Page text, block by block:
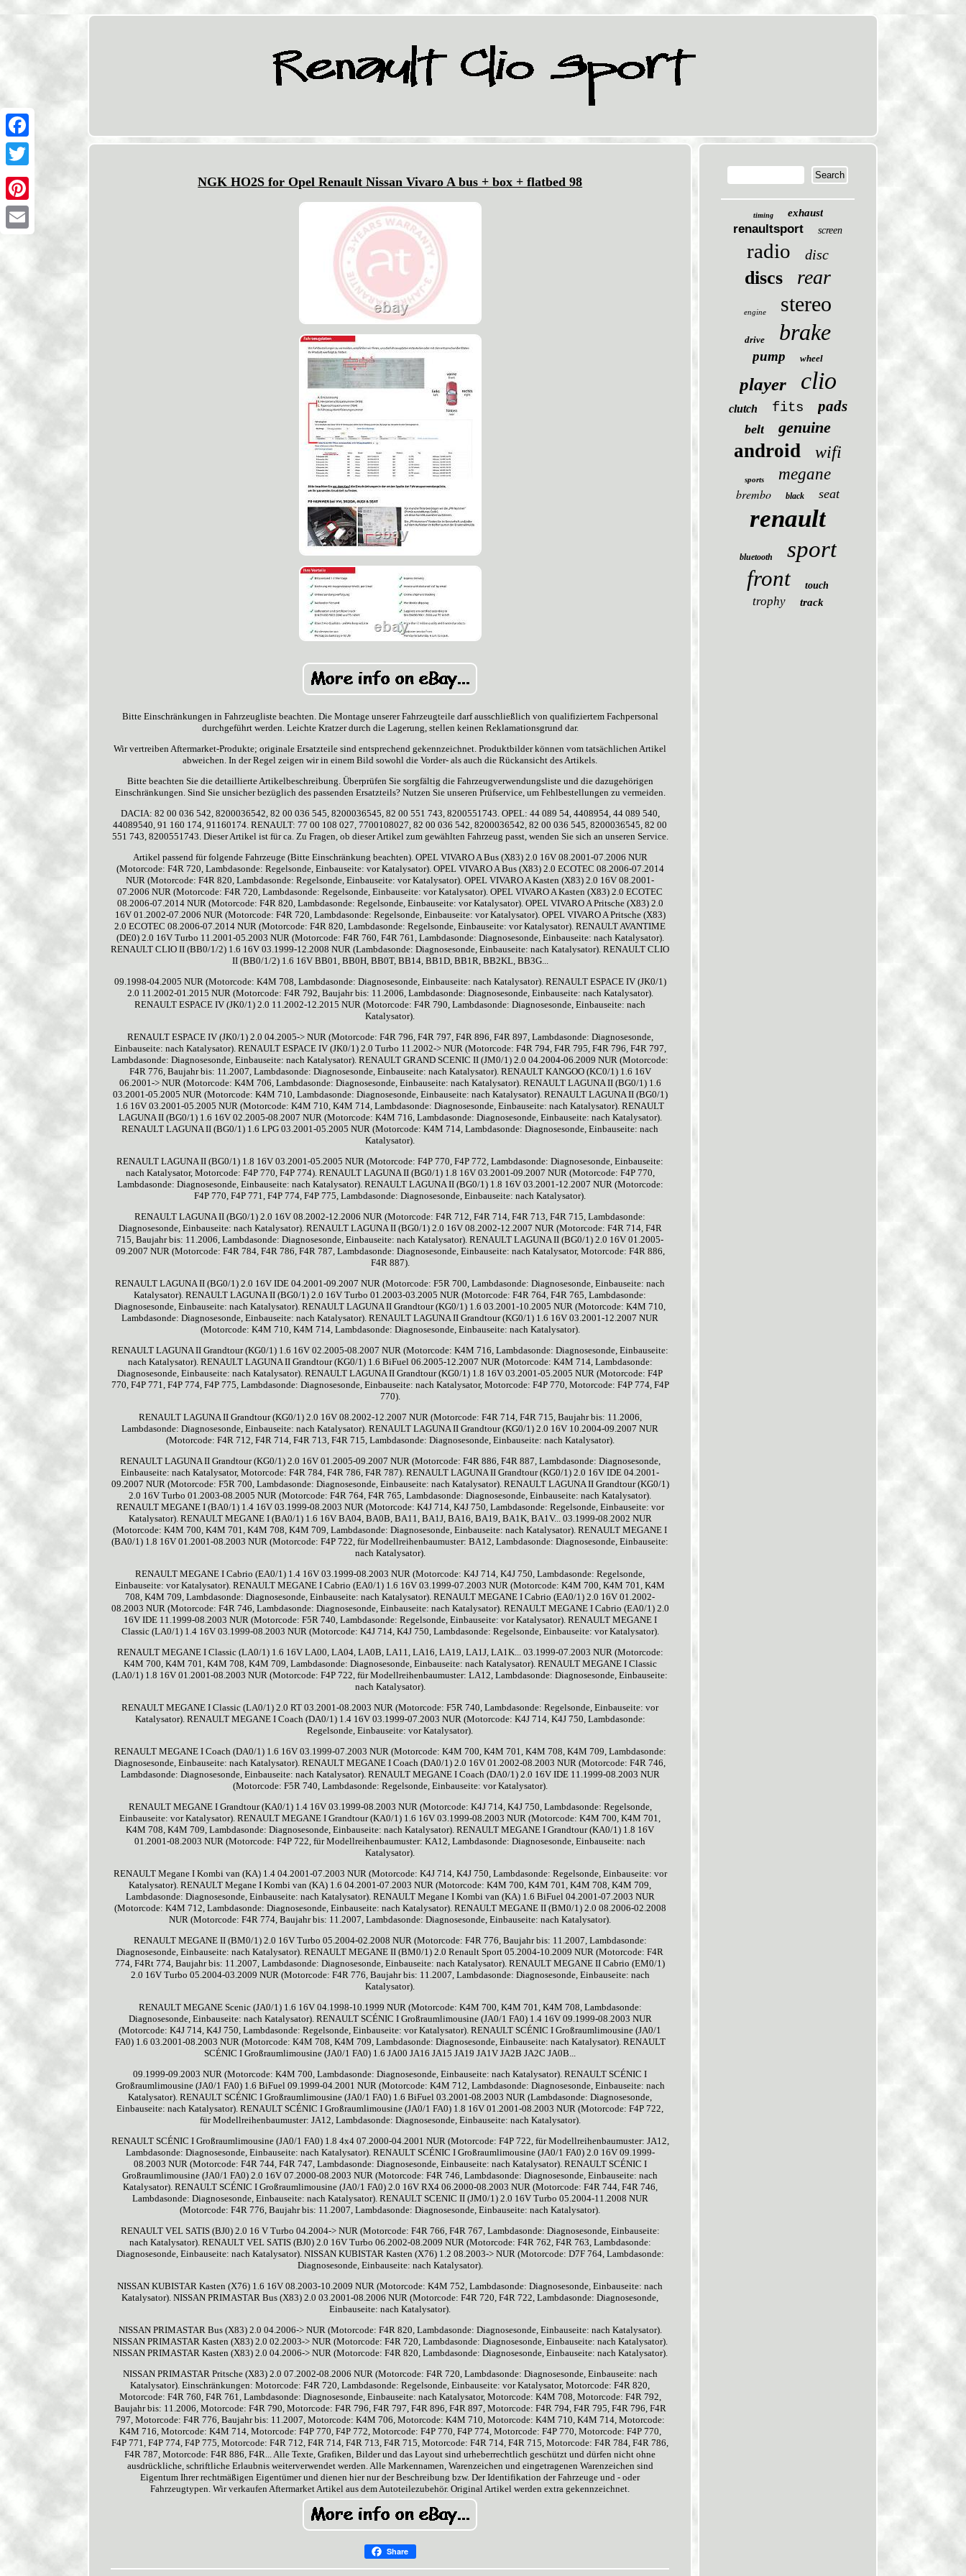
Facebook
Twitter
Pinterest
NGK HO2S for Opel Renault Nissan Vivaro A bus + box + flatbed 98
Bitte Einschränkungen in Fahrzeugliste beachten. Die Montage unserer Fahrzeugteile darf ausschließlich von qualifiziertem Fachpersonal
durchgeführt werden. Leichte Kratzer durch die Lagerung, stellen keinen Reklamationsgrund dar.
Wir vertreiben Aftermarket-Produkte; originale Ersatzteile sind entsprechend gekennzeichnet. Produktbilder können vom tatsächlichen Artikel
abweichen. In der Regel zeigen wir in einem Bild sowohl die Vorder- als auch die Rückansicht des Artikels.
Bitte beachten Sie die detaillierte Artikelbeschreibung. Überprüfen Sie sorgfältig die Fahrzeugverwendungsliste und die dazugehörigen
Einschränkungen. Sind Sie unsicher bezüglich des passenden Ersatzteils? Nutzen Sie unseren Prüfservice, um Fehlbestellungen zu vermeiden.
DACIA: 82 00 036 542, 8200036542, 82 00 036 545, 8200036545, 82 00 551 743, 8200551743. OPEL: 44 089 54, 4408954, 44 089 540,
44089540, 91 160 174, 91160174. RENAULT: 77 00 108 027, 7700108027, 82 00 036 542, 8200036542, 82 00 036 545, 8200036545, 82 00
551 743, 8200551743. Dieser Artikel ist für ca. Zu Fragen, ob dieser Artikel zum gewählten Fahrzeug passt, wenden Sie sich an unseren Service.
Artikel passend für folgende Fahrzeuge (Bitte Einschränkung beachten). OPEL VIVARO A Bus (X83) 2.0 16V 08.2001-07.2006 NUR
(Motorcode: F4R 720, Lambdasonde: Regelsonde, Einbauseite: vor Katalysator). OPEL VIVARO A Bus (X83) 2.0 ECOTEC 08.2006-07.2014
NUR (Motorcode: F4R 820, Lambdasonde: Regelsonde, Einbauseite: vor Katalysator). OPEL VIVARO A Kasten (X83) 2.0 16V 08.2001-
07.2006 NUR (Motorcode: F4R 720, Lambdasonde: Regelsonde, Einbauseite: vor Katalysator). OPEL VIVARO A Kasten (X83) 2.0 ECOTEC
08.2006-07.2014 NUR (Motorcode: F4R 820, Lambdasonde: Regelsonde, Einbauseite: vor Katalysator). OPEL VIVARO A Pritsche (X83) 2.0
16V 01.2002-07.2006 NUR (Motorcode: F4R 720, Lambdasonde: Regelsonde, Einbauseite: vor Katalysator). OPEL VIVARO A Pritsche (X83)
2.0 ECOTEC 08.2006-07.2014 NUR (Motorcode: F4R 820, Lambdasonde: Regelsonde, Einbauseite: vor Katalysator). RENAULT AVANTIME
(DE0) 2.0 16V Turbo 11.2001-05.2003 NUR (Motorcode: F4R 760, F4R 761, Lambdasonde: Diagnosesonde, Einbauseite: nach Katalysator).
RENAULT CLIO II (BB0/1/2) 1.6 16V 03.1999-12.2008 NUR (Lambdasonde: Diagnosesonde, Einbauseite: nach Katalysator). RENAULT CLIO
II (BB0/1/2) 1.6 16V BB01, BB0H, BB0T, BB14, BB1D, BB1R, BB2KL, BB3G...
09.1998-04.2005 NUR (Motorcode: K4M 708, Lambdasonde: Diagnosesonde, Einbauseite: nach Katalysator). RENAULT ESPACE IV (JK0/1)
2.0 11.2002-01.2015 NUR (Motorcode: F4R 792, Baujahr bis: 11.2006, Lambdasonde: Diagnosesonde, Einbauseite: nach Katalysator).
RENAULT ESPACE IV (JK0/1) 2.0 11.2002-12.2015 NUR (Motorcode: F4R 790, Lambdasonde: Diagnosesonde, Einbauseite: nach
Katalysator).
RENAULT ESPACE IV (JK0/1) 2.0 04.2005-> NUR (Motorcode: F4R 796, F4R 797, F4R 896, F4R 897, Lambdasonde: Diagnosesonde,
Einbauseite: nach Katalysator). RENAULT ESPACE IV (JK0/1) 2.0 Turbo 11.2002-> NUR (Motorcode: F4R 794, F4R 795, F4R 796, F4R 797,
Lambdasonde: Diagnosesonde, Einbauseite: nach Katalysator). RENAULT GRAND SCENIC II (JM0/1) 2.0 04.2004-06.2009 NUR (Motorcode:
F4R 776, Baujahr bis: 11.2007, Lambdasonde: Diagnosesonde, Einbauseite: nach Katalysator). RENAULT KANGOO (KC0/1) 1.6 16V
06.2001-> NUR (Motorcode: K4M 706, Lambdasonde: Diagnosesonde, Einbauseite: nach Katalysator). RENAULT LAGUNA II (BG0/1) 1.6
03.2001-05.2005 NUR (Motorcode: K4M 710, Lambdasonde: Diagnosesonde, Einbauseite: nach Katalysator). RENAULT LAGUNA II (BG0/1)
1.6 16V 03.2001-05.2005 NUR (Motorcode: K4M 710, K4M 714, Lambdasonde: Diagnosesonde, Einbauseite: nach Katalysator). RENAULT
LAGUNA II (BG0/1) 1.6 16V 02.2005-08.2007 NUR (Motorcode: K4M 716, Lambdasonde: Diagnosesonde, Einbauseite: nach Katalysator).
RENAULT LAGUNA II (BG0/1) 1.6 LPG 03.2001-05.2005 NUR (Motorcode: K4M 714, Lambdasonde: Diagnosesonde, Einbauseite: nach
Katalysator).
RENAULT LAGUNA II (BG0/1) 1.8 16V 03.2001-05.2005 NUR (Motorcode: F4P 770, F4P 772, Lambdasonde: Diagnosesonde, Einbauseite:
nach Katalysator, Motorcode: F4P 770, F4P 774). RENAULT LAGUNA II (BG0/1) 1.8 16V 03.2001-09.2007 NUR (Motorcode: F4P 770,
Lambdasonde: Diagnosesonde, Einbauseite: nach Katalysator). RENAULT LAGUNA II (BG0/1) 1.8 16V 03.2001-12.2007 NUR (Motorcode:
F4P 770, F4P 771, F4P 774, F4P 775, Lambdasonde: Diagnosesonde, Einbauseite: nach Katalysator).
RENAULT LAGUNA II (BG0/1) 2.0 16V 08.2002-12.2006 NUR (Motorcode: F4R 712, F4R 714, F4R 713, F4R 715, Lambdasonde:
Diagnosesonde, Einbauseite: nach Katalysator). RENAULT LAGUNA II (BG0/1) 2.0 16V 08.2002-12.2007 NUR (Motorcode: F4R 714, F4R
715, Baujahr bis: 11.2006, Lambdasonde: Diagnosesonde, Einbauseite: nach Katalysator). RENAULT LAGUNA II (BG0/1) 2.0 16V 01.2005-
09.2007 NUR (Motorcode: F4R 784, F4R 786, F4R 787, Lambdasonde: Diagnosesonde, Einbauseite: nach Katalysator, Motorcode: F4R 886,
F4R 887).
RENAULT LAGUNA II (BG0/1) 2.0 16V IDE 04.2001-09.2007 NUR (Motorcode: F5R 700, Lambdasonde: Diagnosesonde, Einbauseite: nach
Katalysator). RENAULT LAGUNA II (BG0/1) 2.0 16V Turbo 01.2003-03.2005 NUR (Motorcode: F4R 764, F4R 765, Lambdasonde:
Diagnosesonde, Einbauseite: nach Katalysator). RENAULT LAGUNA II Grandtour (KG0/1) 1.6 03.2001-10.2005 NUR (Motorcode: K4M 710,
Lambdasonde: Diagnosesonde, Einbauseite: nach Katalysator). RENAULT LAGUNA II Grandtour (KG0/1) 1.6 16V 03.2001-12.2007 NUR
(Motorcode: K4M 710, K4M 714, Lambdasonde: Diagnosesonde, Einbauseite: nach Katalysator).
RENAULT LAGUNA II Grandtour (KG0/1) 1.6 16V 02.2005-08.2007 NUR (Motorcode: K4M 716, Lambdasonde: Diagnosesonde, Einbauseite:
nach Katalysator). RENAULT LAGUNA II Grandtour (KG0/1) 1.6 BiFuel 06.2005-12.2007 NUR (Motorcode: K4M 714, Lambdasonde:
Diagnosesonde, Einbauseite: nach Katalysator). RENAULT LAGUNA II Grandtour (KG0/1) 1.8 16V 03.2001-05.2005 NUR (Motorcode: F4P
770, F4P 771, F4P 774, F4P 775, Lambdasonde: Diagnosesonde, Einbauseite: nach Katalysator, Motorcode: F4P 770, Motorcode: F4P 774, F4P
770).
RENAULT LAGUNA II Grandtour (KG0/1) 2.0 16V 08.2002-12.2007 NUR (Motorcode: F4R 714, F4R 715, Baujahr bis: 11.2006,
Lambdasonde: Diagnosesonde, Einbauseite: nach Katalysator). RENAULT LAGUNA II Grandtour (KG0/1) 2.0 16V 10.2004-09.2007 NUR
(Motorcode: F4R 712, F4R 714, F4R 713, F4R 715, Lambdasonde: Diagnosesonde, Einbauseite: nach Katalysator).
RENAULT LAGUNA II Grandtour (KG0/1) 2.0 16V 01.2005-09.2007 NUR (Motorcode: F4R 886, F4R 887, Lambdasonde: Diagnosesonde,
Einbauseite: nach Katalysator, Motorcode: F4R 784, F4R 786, F4R 787). RENAULT LAGUNA II Grandtour (KG0/1) 2.0 16V IDE 04.2001-
09.2007 NUR (Motorcode: F5R 700, Lambdasonde: Diagnosesonde, Einbauseite: nach Katalysator). RENAULT LAGUNA II Grandtour (KG0/1)
2.0 16V Turbo 01.2003-08.2005 NUR (Motorcode: F4R 764, F4R 765, Lambdasonde: Diagnosesonde, Einbauseite: nach Katalysator).
RENAULT MEGANE I (BA0/1) 1.4 16V 03.1999-08.2003 NUR (Motorcode: K4J 714, K4J 750, Lambdasonde: Regelsonde, Einbauseite: vor
Katalysator). RENAULT MEGANE I (BA0/1) 1.6 16V BA04, BA0B, BA11, BA1J, BA16, BA19, BA1K, BA1V... 03.1999-08.2002 NUR
(Motorcode: K4M 700, K4M 701, K4M 708, K4M 709, Lambdasonde: Diagnosesonde, Einbauseite: nach Katalysator). RENAULT MEGANE I
(BA0/1) 1.8 16V 01.2001-08.2003 NUR (Motorcode: F4P 722, für Modellreihenbaumuster: BA12, Lambdasonde: Diagnosesonde, Einbauseite:
nach Katalysator).
RENAULT MEGANE I Cabrio (EA0/1) 1.4 16V 03.1999-08.2003 NUR (Motorcode: K4J 714, K4J 750, Lambdasonde: Regelsonde,
Einbauseite: vor Katalysator). RENAULT MEGANE I Cabrio (EA0/1) 1.6 16V 03.1999-07.2003 NUR (Motorcode: K4M 700, K4M 701, K4M
708, K4M 709, Lambdasonde: Diagnosesonde, Einbauseite: nach Katalysator). RENAULT MEGANE I Cabrio (EA0/1) 2.0 16V 01.2002-
08.2003 NUR (Motorcode: F4R 746, Lambdasonde: Diagnosesonde, Einbauseite: nach Katalysator). RENAULT MEGANE I Cabrio (EA0/1) 2.0
16V IDE 11.1999-08.2003 NUR (Motorcode: F5R 740, Lambdasonde: Regelsonde, Einbauseite: vor Katalysator). RENAULT MEGANE I
Classic (LA0/1) 1.4 16V 03.1999-08.2003 NUR (Motorcode: K4J 714, K4J 750, Lambdasonde: Regelsonde, Einbauseite: vor Katalysator).
RENAULT MEGANE I Classic (LA0/1) 1.6 16V LA00, LA04, LA0B, LA11, LA16, LA19, LA1J, LA1K... 03.1999-07.2003 NUR (Motorcode:
K4M 700, K4M 701, K4M 708, K4M 709, Lambdasonde: Diagnosesonde, Einbauseite: nach Katalysator). RENAULT MEGANE I Classic
(LA0/1) 1.8 16V 01.2001-08.2003 NUR (Motorcode: F4P 722, für Modellreihenbaumuster: LA12, Lambdasonde: Diagnosesonde, Einbauseite:
nach Katalysator).
RENAULT MEGANE I Classic (LA0/1) 2.0 RT 03.2001-08.2003 NUR (Motorcode: F5R 740, Lambdasonde: Regelsonde, Einbauseite: vor
Katalysator). RENAULT MEGANE I Coach (DA0/1) 1.4 16V 03.1999-07.2003 NUR (Motorcode: K4J 714, K4J 750, Lambdasonde:
Regelsonde, Einbauseite: vor Katalysator).
RENAULT MEGANE I Coach (DA0/1) 1.6 16V 03.1999-07.2003 NUR (Motorcode: K4M 700, K4M 701, K4M 708, K4M 709, Lambdasonde:
Diagnosesonde, Einbauseite: nach Katalysator). RENAULT MEGANE I Coach (DA0/1) 2.0 16V 01.2002-08.2003 NUR (Motorcode: F4R 746,
Lambdasonde: Diagnosesonde, Einbauseite: nach Katalysator). RENAULT MEGANE I Coach (DA0/1) 2.0 16V IDE 11.1999-08.2003 NUR
(Motorcode: F5R 740, Lambdasonde: Regelsonde, Einbauseite: vor Katalysator).
RENAULT MEGANE I Grandtour (KA0/1) 1.4 16V 03.1999-08.2003 NUR (Motorcode: K4J 714, K4J 750, Lambdasonde: Regelsonde,
Einbauseite: vor Katalysator). RENAULT MEGANE I Grandtour (KA0/1) 1.6 16V 03.1999-08.2003 NUR (Motorcode: K4M 700, K4M 701,
K4M 708, K4M 709, Lambdasonde: Diagnosesonde, Einbauseite: nach Katalysator). RENAULT MEGANE I Grandtour (KA0/1) 1.8 16V
01.2001-08.2003 NUR (Motorcode: F4P 722, für Modellreihenbaumuster: KA12, Lambdasonde: Diagnosesonde, Einbauseite: nach
Katalysator).
RENAULT Megane I Kombi van (KA) 1.4 04.2001-07.2003 NUR (Motorcode: K4J 714, K4J 750, Lambdasonde: Regelsonde, Einbauseite: vor
Katalysator). RENAULT Megane I Kombi van (KA) 1.6 04.2001-07.2003 NUR (Motorcode: K4M 700, K4M 701, K4M 708, K4M 709,
Lambdasonde: Diagnosesonde, Einbauseite: nach Katalysator). RENAULT Megane I Kombi van (KA) 1.6 BiFuel 04.2001-07.2003 NUR
(Motorcode: K4M 712, Lambdasonde: Diagnosesonde, Einbauseite: nach Katalysator). RENAULT MEGANE II (BM0/1) 2.0 08.2006-02.2008
NUR (Motorcode: F4R 774, Baujahr bis: 11.2007, Lambdasonde: Diagnosesonde, Einbauseite: nach Katalysator).
RENAULT MEGANE II (BM0/1) 2.0 16V Turbo 05.2004-02.2008 NUR (Motorcode: F4R 776, Baujahr bis: 11.2007, Lambdasonde:
Diagnosesonde, Einbauseite: nach Katalysator). RENAULT MEGANE II (BM0/1) 2.0 Renault Sport 05.2004-10.2009 NUR (Motorcode: F4R
774, F4Rt 774, Baujahr bis: 11.2007, Lambdasonde: Diagnosesonde, Einbauseite: nach Katalysator). RENAULT MEGANE II Cabrio (EM0/1)
2.0 16V Turbo 05.2004-03.2009 NUR (Motorcode: F4R 776, Baujahr bis: 11.2007, Lambdasonde: Diagnosesonde, Einbauseite: nach
Katalysator).
RENAULT MEGANE Scenic (JA0/1) 1.6 16V 04.1998-10.1999 NUR (Motorcode: K4M 700, K4M 701, K4M 708, Lambdasonde:
Diagnosesonde, Einbauseite: nach Katalysator). RENAULT SCÉNIC I Großraumlimousine (JA0/1 FA0) 1.4 16V 09.1999-08.2003 NUR
(Motorcode: K4J 714, K4J 750, Lambdasonde: Regelsonde, Einbauseite: vor Katalysator). RENAULT SCÉNIC I Großraumlimousine (JA0/1
FA0) 1.6 03.2001-08.2003 NUR (Motorcode: K4M 708, K4M 709, Lambdasonde: Diagnosesonde, Einbauseite: nach Katalysator). RENAULT
SCÉNIC I Großraumlimousine (JA0/1 FA0) 1.6 JA00 JA16 JA15 JA19 JA1V JA2B JA2C JA0B...
09.1999-09.2003 NUR (Motorcode: K4M 700, Lambdasonde: Diagnosesonde, Einbauseite: nach Katalysator). RENAULT SCÉNIC I
Großraumlimousine (JA0/1 FA0) 1.6 BiFuel 09.1999-04.2001 NUR (Motorcode: K4M 712, Lambdasonde: Diagnosesonde, Einbauseite: nach
Katalysator). RENAULT SCÉNIC I Großraumlimousine (JA0/1 FA0) 1.6 BiFuel 03.2001-08.2003 NUR (Lambdasonde: Diagnosesonde,
Einbauseite: nach Katalysator). RENAULT SCÉNIC I Großraumlimousine (JA0/1 FA0) 1.8 16V 01.2001-08.2003 NUR (Motorcode: F4P 722,
für Modellreihenbaumuster: JA12, Lambdasonde: Diagnosesonde, Einbauseite: nach Katalysator).
RENAULT SCÉNIC I Großraumlimousine (JA0/1 FA0) 1.8 4x4 07.2000-04.2001 NUR (Motorcode: F4P 722, für Modellreihenbaumuster: JA12,
Lambdasonde: Diagnosesonde, Einbauseite: nach Katalysator). RENAULT SCÉNIC I Großraumlimousine (JA0/1 FA0) 2.0 16V 09.1999-
08.2003 NUR (Motorcode: F4R 744, F4R 747, Lambdasonde: Diagnosesonde, Einbauseite: nach Katalysator). RENAULT SCÉNIC I
Großraumlimousine (JA0/1 FA0) 2.0 16V 07.2000-08.2003 NUR (Motorcode: F4R 746, Lambdasonde: Diagnosesonde, Einbauseite: nach
Katalysator). RENAULT SCÉNIC I Großraumlimousine (JA0/1 FA0) 2.0 16V RX4 06.2000-08.2003 NUR (Motorcode: F4R 744, F4R 746,
Lambdasonde: Diagnosesonde, Einbauseite: nach Katalysator). RENAULT SCENIC II (JM0/1) 2.0 16V Turbo 05.2004-11.2008 NUR
(Motorcode: F4R 776, Baujahr bis: 11.2007, Lambdasonde: Diagnosesonde, Einbauseite: nach Katalysator).
RENAULT VEL SATIS (BJ0) 2.0 16 V Turbo 04.2004-> NUR (Motorcode: F4R 766, F4R 767, Lambdasonde: Diagnosesonde, Einbauseite:
nach Katalysator). RENAULT VEL SATIS (BJ0) 2.0 16V Turbo 06.2002-08.2009 NUR (Motorcode: F4R 762, F4R 763, Lambdasonde:
Diagnosesonde, Einbauseite: nach Katalysator). NISSAN KUBISTAR Kasten (X76) 1.2 08.2003-> NUR (Motorcode: D7F 764, Lambdasonde:
Diagnosesonde, Einbauseite: nach Katalysator).
NISSAN KUBISTAR Kasten (X76) 1.6 16V 08.2003-10.2009 NUR (Motorcode: K4M 752, Lambdasonde: Diagnosesonde, Einbauseite: nach
Katalysator). NISSAN PRIMASTAR Bus (X83) 2.0 03.2001-08.2006 NUR (Motorcode: F4R 720, F4R 722, Lambdasonde: Diagnosesonde,
Einbauseite: nach Katalysator).
NISSAN PRIMASTAR Bus (X83) 2.0 04.2006-> NUR (Motorcode: F4R 820, Lambdasonde: Diagnosesonde, Einbauseite: nach Katalysator).
NISSAN PRIMASTAR Kasten (X83) 2.0 02.2003-> NUR (Motorcode: F4R 720, Lambdasonde: Diagnosesonde, Einbauseite: nach Katalysator).
NISSAN PRIMASTAR Kasten (X83) 2.0 04.2006-> NUR (Motorcode: F4R 820, Lambdasonde: Diagnosesonde, Einbauseite: nach Katalysator).
NISSAN PRIMASTAR Pritsche (X83) 2.0 07.2002-08.2006 NUR (Motorcode: F4R 720, Lambdasonde: Diagnosesonde, Einbauseite: nach
Katalysator). Einschränkungen: Motorcode: F4R 720, Lambdasonde: Regelsonde, Einbauseite: vor Katalysator, Motorcode: F4R 820,
Motorcode: F4R 760, F4R 761, Lambdasonde: Diagnosesonde, Einbauseite: nach Katalysator, Motorcode: K4M 708, Motorcode: F4R 792,
Baujahr bis: 11.2006, Motorcode: F4R 790, Motorcode: F4R 796, F4R 797, F4R 896, F4R 897, Motorcode: F4R 794, F4R 795, F4R 796, F4R
797, Motorcode: F4R 776, Baujahr bis: 11.2007, Motorcode: K4M 706, Motorcode: K4M 710, Motorcode: K4M 710, K4M 714, Motorcode:
K4M 716, Motorcode: K4M 714, Motorcode: F4P 770, F4P 772, Motorcode: F4P 770, F4P 774, Motorcode: F4P 770, Motorcode: F4P 770,
F4P 771, F4P 774, F4P 775, Motorcode: F4R 712, F4R 714, F4R 713, F4R 715, Motorcode: F4R 714, F4R 715, Motorcode: F4R 784, F4R 786,
F4R 787, Motorcode: F4R 886, F4R... Alle Texte, Grafiken, Bilder und das Layout sind urheberrechtlich geschützt und dürfen nicht ohne
ausdrückliche, schriftliche Erlaubnis weiterverwendet werden. Alle Markennamen, Warenzeichen und eingetragenen Warenzeichen sind
Eigentum Ihrer rechtmäßigen Eigentümer und dienen hier nur der Beschreibung bzw. Der Identifikation der Fahrzeuge und - oder
Fahrzeugtypen. Wir verkaufen Aftermarket Artikel aus dem Autoteilezubehör. Original Artikel werden extra gekennzeichnet.
Share
timing exhaust
renaultsport screen
radio disc
discs rear
engine stereo
drive brake
pump wheel
player clio
clutch fits pads
belt genuine
android wifi
sports megane
brembo black seat
renault
bluetooth sport
front touch
trophy track